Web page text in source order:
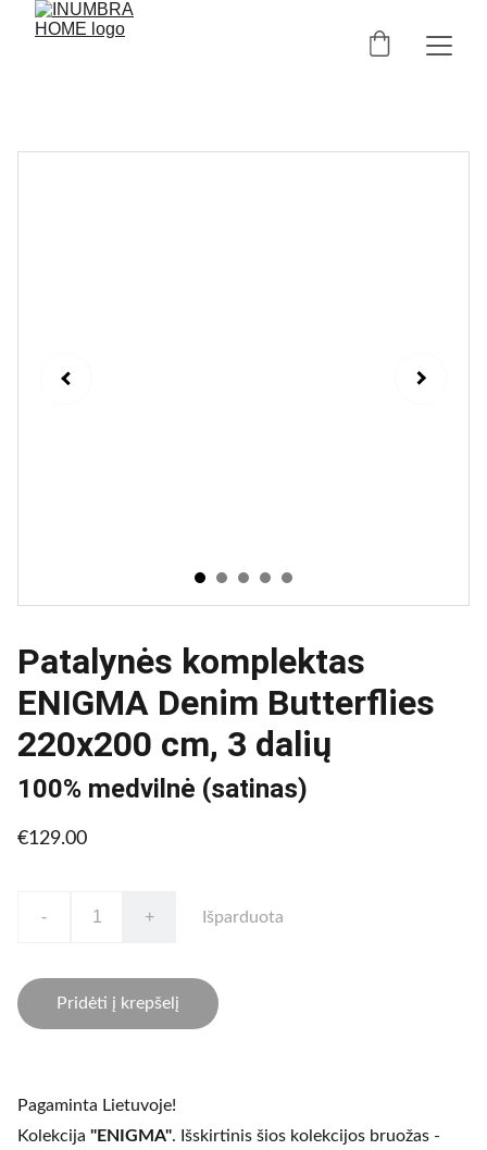
Patalynės komplektas
ENIGMA Denim Butterflies
220x200 cm, 3 dalių
100% medvilnė (satinas)
€129.00
- + Išparduota
Pridėti į krepšelį
Pagaminta Lietuvoje!
Kolekcija "ENIGMA". Išskirtinis šios kolekcijos bruožas -